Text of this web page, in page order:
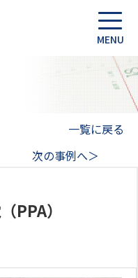
一覧に戻る
次の事例へ＞
PPA）